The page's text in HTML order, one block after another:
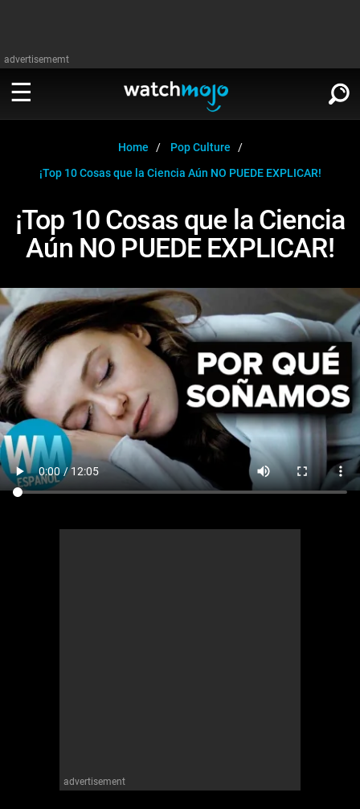
advertisememt
Televisión
Celebrodades
Videojuegos
Cómics
Anime
Cultura Pop
Cine
Música
Celebrodades
Videojuegos
Cómics
Anime
Home
Pop Culture
¡Top 10 Cosas que la Ciencia Aún NO PUEDE EXPLICAR!
¡Top 10 Cosas que la Ciencia
Aún NO PUEDE EXPLICAR!
advertisement